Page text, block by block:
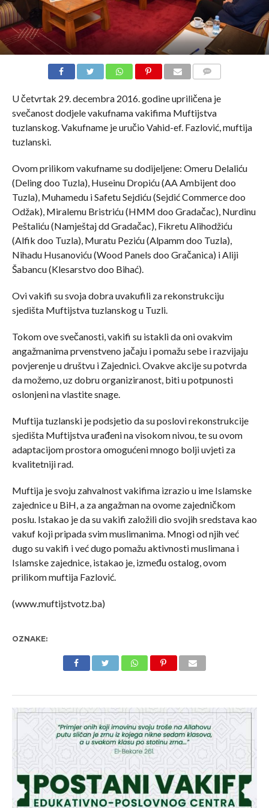
U četvrtak 29. decembra 2016. godine upriličena je
svečanost dodjele vakufnama vakifima Muftijstva
tuzlanskog. Vakufname je uručio Vahid-ef. Fazlović, muftija
tuzlanski.
Ovom prilikom vakufname su dodijeljene: Omeru Delaliću
(Deling doo Tuzla), Huseinu Dropiću (AA Ambijent doo
Tuzla), Muhamedu i Safetu Sejdiću (Sejdić Commerce doo
Odžak), Miralemu Bristriću (HMM doo Gradačac), Nurdinu
Peštaliću (Namještaj dd Gradačac), Fikretu Alihodžiću
(Alfik doo Tuzla), Muratu Peziću (Alpamm doo Tuzla),
Nihadu Husanoviću (Wood Panels doo Gračanica) i Aliji
Šabancu (Klesarstvo doo Bihać).
Ovi vakifi su svoja dobra uvakufili za rekonstrukciju
sjedišta Muftijstva tuzlanskog u Tuzli.
Tokom ove svečanosti, vakifi su istakli da oni ovakvim
angažmanima prvenstveno jačaju i pomažu sebe i razvijaju
povjerenje u društvu i Zajednici. Ovakve akcije su potvrda
da možemo, uz dobru organiziranost, biti u potpunosti
oslonjeni na vlastite snage.
Muftija tuzlanski je podsjetio da su poslovi rekonstrukcije
sjedišta Muftijstva urađeni na visokom nivou, te su ovom
adaptacijom prostora omogućeni mnogo bolji uvjeti za
kvalitetniji rad.
Muftija je svoju zahvalnost vakifima izrazio u ime Islamske
zajednice u BiH, a za angažman na ovome zajedničkom
poslu. Istakao je da su vakifi založili dio svojih sredstava kao
vakuf koji pripada svim muslimanima. Mnogi od njih već
dugo su vakifi i već dugo pomažu aktivnosti muslimana i
Islamske zajednice, istakao je, između ostalog, ovom
prilikom muftija Fazlović.
(www.muftijstvotz.ba)
OZNAKE: